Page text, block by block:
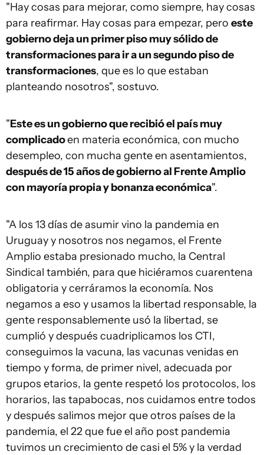
"Hay cosas para mejorar, como siempre, hay cosas
para reafirmar. Hay cosas para empezar, pero este
gobierno deja un primer piso muy sólido de
transformaciones para ir a un segundo piso de
transformaciones, que es lo que estaban
planteando nosotros", sostuvo.
"Este es un gobierno que recibió el país muy
complicadoen materia económica, con mucho
desempleo, con mucha gente en asentamientos,
después de 15 años de gobierno al Frente Amplio
con mayoría propia y bonanza económica".
"A los 13 días de asumir vino la pandemia en
Uruguay y nosotros nos negamos, el Frente
Amplio estaba presionado mucho, la Central
Sindical también, para que hiciéramos cuarentena
obligatoria y cerráramos la economía. Nos
negamos a eso y usamos la libertad responsable, la
gente responsablemente usó la libertad, se
cumplió y después cuadriplicamos los CTI,
conseguimos la vacuna, las vacunas venidas en
tiempo y forma, de primer nivel, adecuada por
grupos etarios, la gente respetó los protocolos, los
horarios, las tapabocas, nos cuidamos entre todos
y después salimos mejor que otros países de la
pandemia, el 22 que fue el año post pandemia
tuvimos un crecimiento de casi el 5% y la verdad